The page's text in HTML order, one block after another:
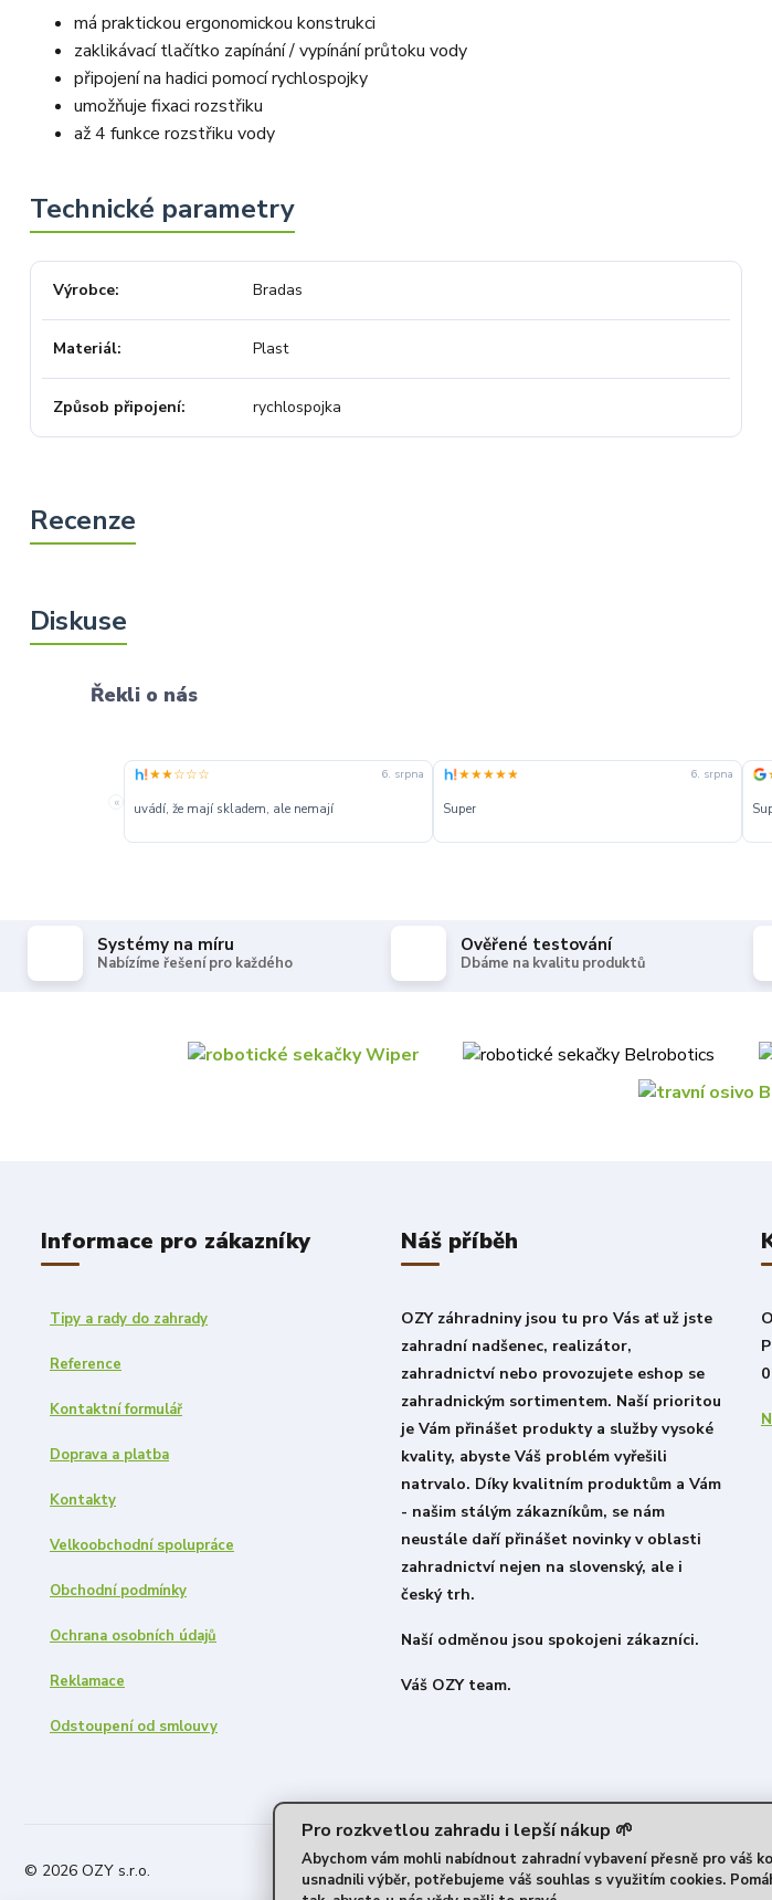
náš obchod nedoporučujete. Věříme,
že nám v budoucnu dáte příležitost
přesvědčit Vás o kvalitě našich
služeb. Tým OZY.market
má praktickou ergonomickou konstrukci
zaklikávací tlačítko zapínání / vypínání průtoku vody
připojení na hadici pomocí rychlospojky
umožňuje fixaci rozstřiku
až 4 funkce rozstřiku vody
Výrobce Bradas
Materiál Plast
Způsob připojení rychlospojka
Řekli o nás
«
★★☆☆☆ 6. srpna
uvádí, že mají skladem, ale nemají
★★★★★ 6. srpna
Super
Systémy na míru
Nabízíme řešení pro každého
Ověřené testování
Dbáme na kvalitu produktů
Informace pro zákazníky
Tipy a rady do zahrady
Reference
Kontaktní formulář
Doprava a platba
Kontakty
Velkoobchodní spolupráce
Obchodní podmínky
Ochrana osobních údajů
Reklamace
Odstoupení od smlouvy
Náš příběh
OZY záhradniny jsou tu pro Vás ať už jste
zahradní nadšenec, realizátor,
zahradnictví nebo provozujete eshop se
zahradnickým sortimentem. Naší prioritou
je Vám přinášet produkty a služby vysoké
kvality, abyste Váš problém vyřešili
natrvalo. Díky kvalitním produktům a Vám
- našim stálým zákazníkům, se nám
neustále daří přinášet novinky v oblasti
zahradnictví nejen na slovenský, ale i
český trh.
Naší odměnou jsou spokojeni zákazníci.
Váš OZY team.
© 2026 OZY s.r.o.
Pro rozkvetlou zahradu i lepší nákup 🌱
Abychom vám mohli nabídnout zahradní vybavení přesně pro váš
usnadnili výběr, potřebujeme váš souhlas s využitím cookies.